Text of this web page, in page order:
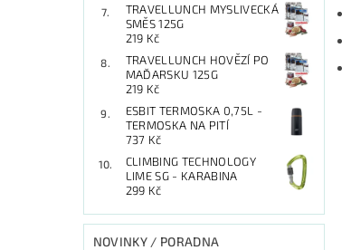
TRAVELLUNCH MYSLIVECKÁ
SMĚS 125G
219 Kč
TRAVELLUNCH HOVĚZÍ PO
MAĎARSKU 125G
219 Kč
ESBIT TERMOSKA 0,75L -
TERMOSKA NA PITÍ
737 Kč
CLIMBING TECHNOLOGY
LIME SG - KARABINA
299 Kč
NOVINKY / PORADNA